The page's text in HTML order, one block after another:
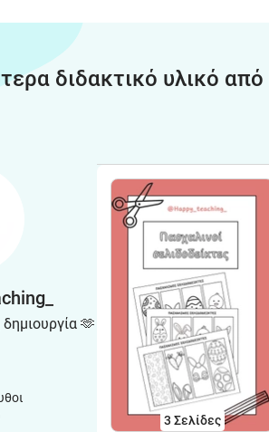
διδακτικό υλικό από
🫶
3 Σελίδες